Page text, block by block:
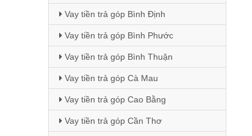
Vay tiền trả góp Bình Định
Vay tiền trả góp Bình Phước
Vay tiền trả góp Bình Thuận
Vay tiền trả góp Cà Mau
Vay tiền trả góp Cao Bằng
Vay tiền trả góp Cần Thơ